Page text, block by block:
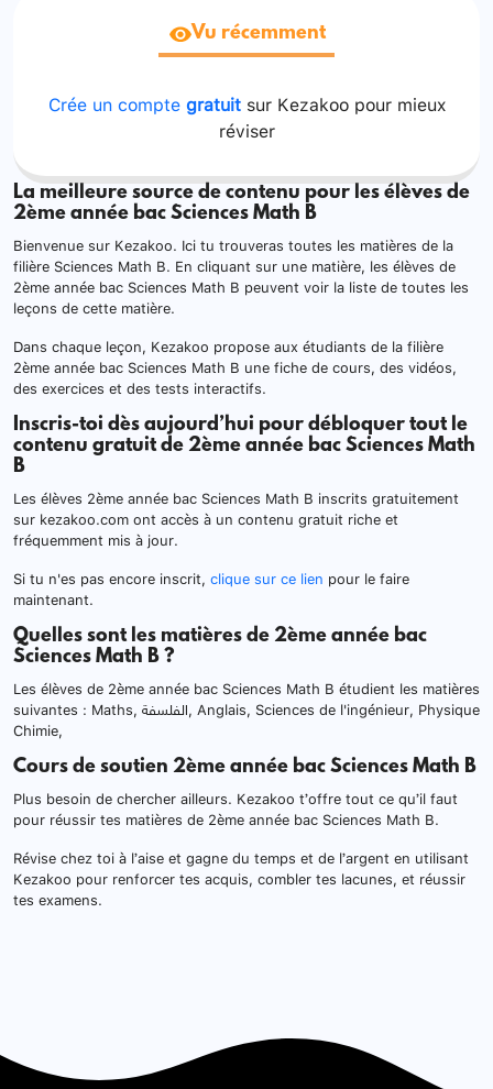
Vu récemment
Crée un comptegratuitsur Kezakoo pour mieux
réviser
La meilleure source de contenu pour les élèves de
2ème année bac Sciences Math B
Bienvenue sur Kezakoo. Ici tu trouveras toutes les matières de la
filière Sciences Math B. En cliquant sur une matière, les élèves de
2ème année bac Sciences Math B peuvent voir la liste de toutes les
leçons de cette matière.
Dans chaque leçon, Kezakoo propose aux étudiants de la filière
2ème année bac Sciences Math B une fiche de cours, des vidéos,
des exercices et des tests interactifs.
Inscris-toi dès aujourd’hui pour débloquer tout le
contenu gratuit de 2ème année bac Sciences Math
B
Les élèves 2ème année bac Sciences Math B inscrits gratuitement
sur kezakoo.com ont accès à un contenu gratuit riche et
fréquemment mis à jour.
Si tu n'es pas encore inscrit, clique sur ce lien pour le faire
maintenant.
Quelles sont les matières de 2ème année bac
Sciences Math B ?
Les élèves de 2ème année bac Sciences Math B étudient les matières
suivantes : Maths, الفلسفة, Anglais, Sciences de l'ingénieur, Physique
Chimie,
Cours de soutien 2ème année bac Sciences Math B
Plus besoin de chercher ailleurs. Kezakoo t’offre tout ce qu’il faut
pour réussir tes matières de 2ème année bac Sciences Math B.
Révise chez toi à l’aise et gagne du temps et de l’argent en utilisant
Kezakoo pour renforcer tes acquis, combler tes lacunes, et réussir
tes examens.